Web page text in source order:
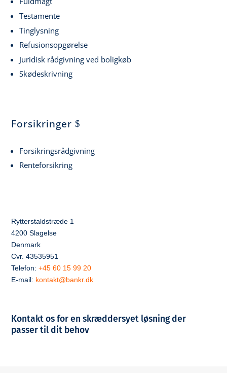
Testamente
Tinglysning
Refusionsopgørelse
Juridisk rådgivning ved boligkøb
Skødeskrivning
Forsikringer
Forsikringsrådgivning
Renteforsikring
Rytterstaldstræde 1
4200 Slagelse
Denmark
Cvr. 43535951
Telefon:+45 60 15 99 20
E-mail: kontakt@bankr.dk
Kontakt os for en skræddersyet løsning der
passer til dit behov